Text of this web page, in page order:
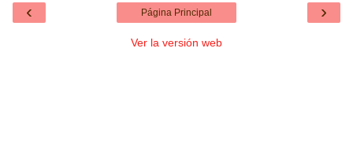
‹ ›
Página Principal
Ver la versión web